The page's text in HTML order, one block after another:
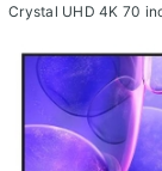
Crystal UHD 4K 70